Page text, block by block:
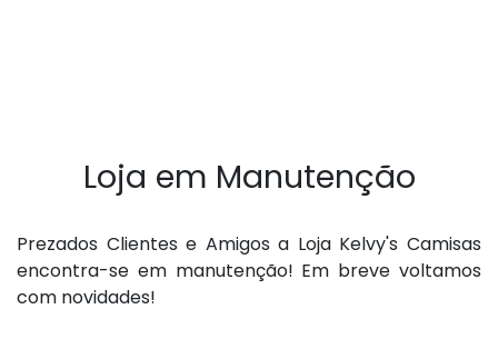
Loja em Manutenção
P rezados Clientes e Amigos a Loja Kelvy's Camisas
encontra-se em manutenção! Em breve voltamos
com novidades!